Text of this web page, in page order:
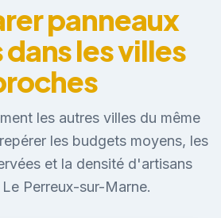
panneaux
les villes
les autres villes du même
les budgets moyens, les
et la densité d'artisans
Perreux-sur-Marne.